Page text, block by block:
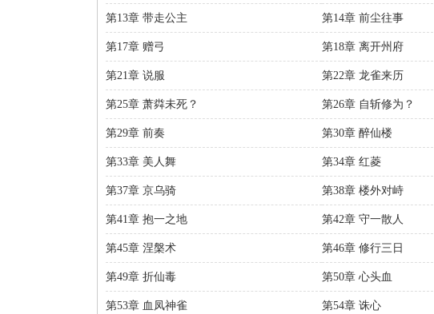
第13章 带走公主 第14章 前尘往事
第17章 赠弓 第18章 离开州府
第21章 说服 第22章 龙雀来历
第25章 萧粦未死？ 第26章 自斩修为？
第29章 前奏 第30章 醉仙楼
第33章 美人舞 第34章 红菱
第37章 京乌骑 第38章 楼外对峙
第41章 抱一之地 第42章 守一散人
第45章 涅槃术 第46章 修行三日
第49章 折仙毒 第50章 心头血
第53章 血凤神雀 第54章 诛心